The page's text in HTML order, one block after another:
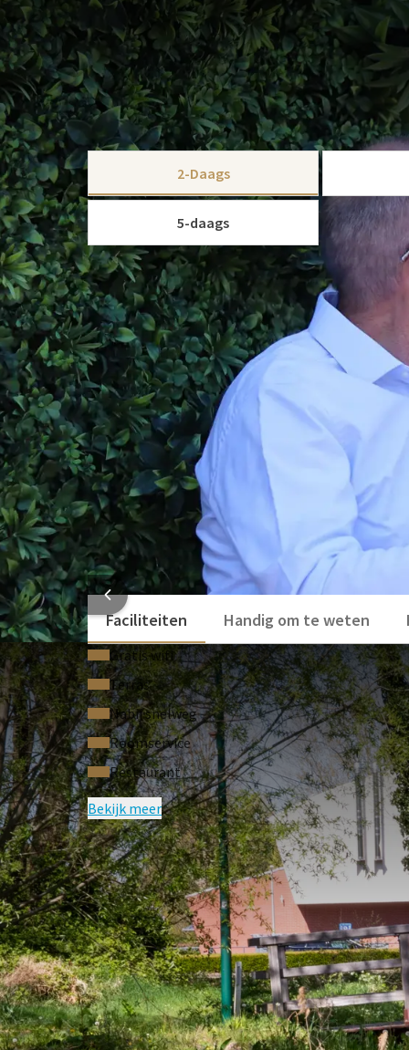
ARRANGEMENT
Nog even genieten heerlijk genieten van de
het zomer Arrangement ideaal voor u. Met dit
hotelovernachting, het uitgebreide ontbijtbuffet en
Wat dacht u van eenfiets- ofwandeltocht,
ontspannen.
Klinkt dit als muziek in de oren? Dan is het Na
moeite waard.
Bekijk onzearrangementenkaart
KIES
2-Daags
5-daags
Dit arrangement is inclusief:
1x Overnachting
1x Uitgebreid Live Cooking Ontbijtbuffet
1x 3-Gangen diner
Gratis Fiets/Wandelroutes
Gratis Parkeergeledenheid
Gratis Toegang tot de Fitness en Circus
Faciliteiten
Handig om te weten
Gratis wifi
Terras
Nabij snelweg
Roomservice
Restaurant
Bekijk meer
Voorwaarden van arrangement
Alle arrangementen zijn op basis van
De tarieven zijn per persoon,
Er geldt een toeslag voor